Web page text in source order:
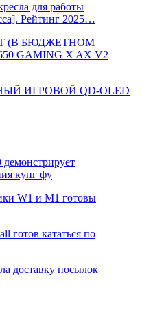
для работы
Рейтинг 2025…
(В БЮДЖЕТНОМ
GAMING X AX V2
ИГРОВОЙ QD-OLED
кунг фу
W1 и M1 готовы
готов кататься по
доставку посылок